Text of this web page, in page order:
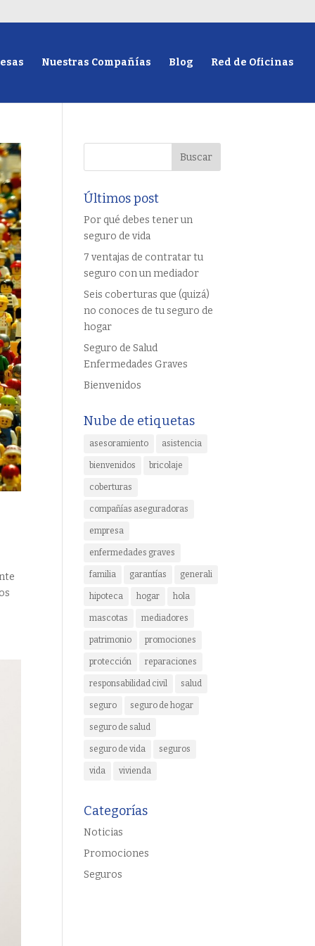
Nuestras Compañías Blog Red de Oficinas
Últimos post
Por qué debes tener un
seguro de vida
7 ventajas de contratar tu
seguro con un mediador
Seis coberturas que (quizá)
no conoces de tu seguro de
hogar
Seguro de Salud
Enfermedades Graves
Bienvenidos
Nube de etiquetas
asesoramiento asistencia
bienvenidos bricolaje
coberturas
compañías aseguradoras
empresa
enfermedades graves
familia garantías generali
hipoteca hogar hola
mascotas mediadores
patrimonio promociones
protección reparaciones
responsabilidad civil salud
seguro seguro de hogar
seguro de salud
seguro de vida seguros
vida vivienda
Categorías
Noticias
Promociones
Seguros